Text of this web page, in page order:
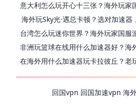
海外玩Sky光·遇总卡顿？选对加速器
回国vpn 回国加速vpn 海